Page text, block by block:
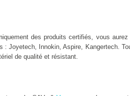
des produits certifiés, vous
: Joyetech, Innokin, Aspire, Kangertech.
de qualité et résistant.